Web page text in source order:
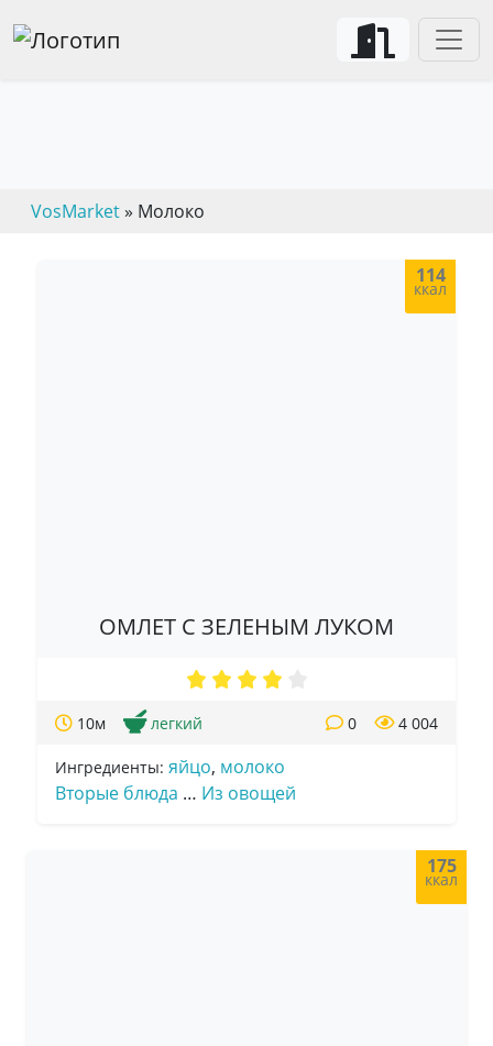
VosMarket» Молоко
114
ккал
ОМЛЕТ С ЗЕЛЕНЫМ ЛУКОМ
10м легкий 4 004
0
Ингредиенты: яйцо, молоко
Вторые блюда … Из овощей
175
ккал